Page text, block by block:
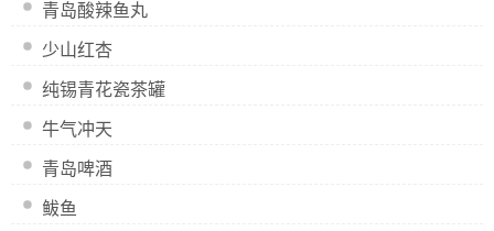
青岛酸辣鱼丸
少山红杏
纯锡青花瓷茶罐
牛气冲天
青岛啤酒
鲅鱼